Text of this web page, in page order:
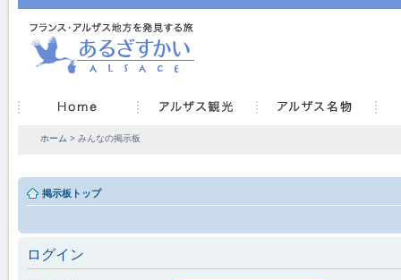
ホーム > みんなの掲示板
掲示板トップ
ログイン